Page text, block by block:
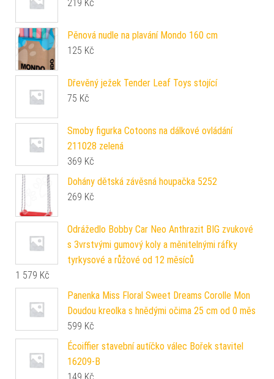
219 Kč
Pěnová nudle na plavání Mondo 160 cm
125 Kč
Dřevěný ježek Tender Leaf Toys stojící
75 Kč
Smoby figurka Cotoons na dálkové ovládání
211028 zelená
369 Kč
Dohány dětská závěsná houpačka 5252
269 Kč
Odrážedlo Bobby Car Neo Anthrazit BIG zvukové
s 3vrstvými gumový koly a měnitelnými ráfky
tyrkysové a růžové od 12 měsíců
1 579 Kč
Panenka Miss Floral Sweet Dreams Corolle Mon
Doudou kreolka s hnědými očima 25 cm od 0 měs
599 Kč
Écoiffier stavební autíčko válec Bořek stavitel
16209-B